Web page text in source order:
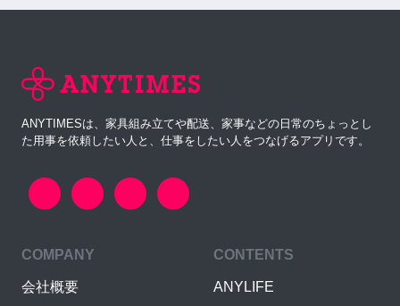
ANYTIMESは、家具組み立てや配送、家事などの日常のちょっとし
た用事を依頼したい人と、仕事をしたい人をつなげるアプリです。
COMPANY
会社概要
CONTENTS
ANYLIFE